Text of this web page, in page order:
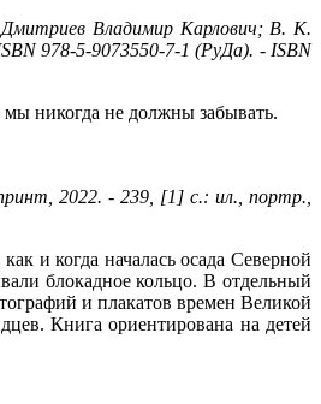
Дмитриев Владимир Карлович; В. К.
978-5-9073550-7-1 (РуДа). - ISBN
никогда не должны забывать.
2022. - 239, [1] с.: ил., портр.,
и когда началась осада Северной
блокадное кольцо. В отдельный
и плакатов времен Великой
Книга ориентирована на детей